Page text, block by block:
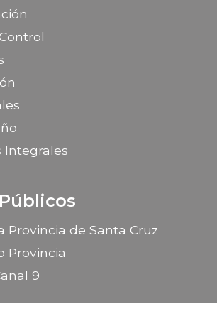
Integrales
Provincia de Santa Cruz
Provincia
9